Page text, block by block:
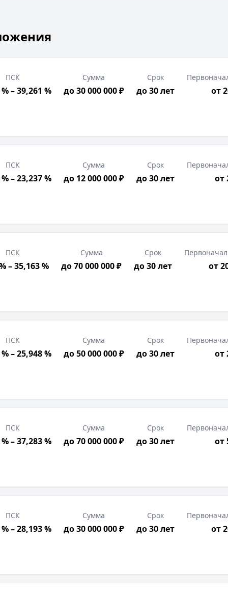
ПСК
– 39,261 %
Сумма
до 30 000 000 ₽
Срок
до 30 лет от
ПСК
– 23,237 %
Сумма
до 12 000 000 ₽
Срок
до 30 лет от
ПСК
– 35,163 %
Сумма
до 70 000 000 ₽
Срок
до 30 лет от
ПСК
– 25,948 %
Сумма
до 50 000 000 ₽
Срок
до 30 лет от
ПСК
– 37,283 %
Сумма
до 70 000 000 ₽
Срок
до 30 лет от
ПСК
– 28,193 %
Сумма
до 30 000 000 ₽
Срок
до 30 лет от